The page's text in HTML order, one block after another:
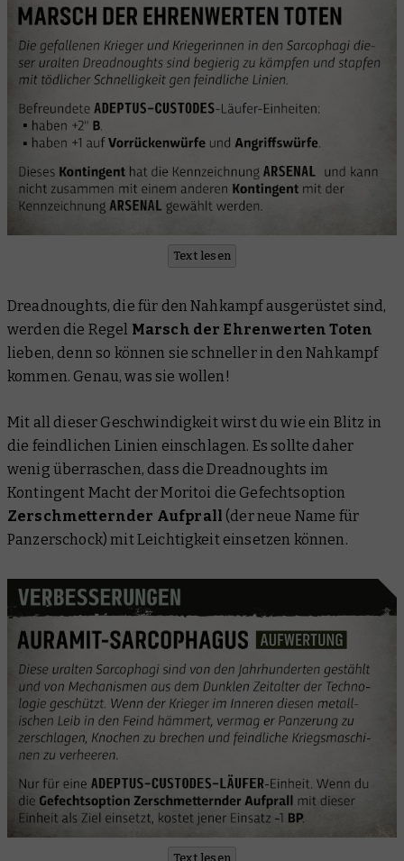
Text lesen
Dreadnoughts, die für den Nahkampf ausgerüstet sind,
werden die Regel Marsch der Ehrenwerten Toten
lieben, denn so können sie schneller in den Nahkampf
kommen. Genau, was sie wollen!
Mit all dieser Geschwindigkeit wirst du wie ein Blitz in
die feindlichen Linien einschlagen. Es sollte daher
wenig überraschen, dass die Dreadnoughts im
Kontingent Macht der Moritoi die Gefechtsoption
Zerschmetternder Aufprall (der neue Name für
Panzerschock) mit Leichtigkeit einsetzen können.
Text lesen